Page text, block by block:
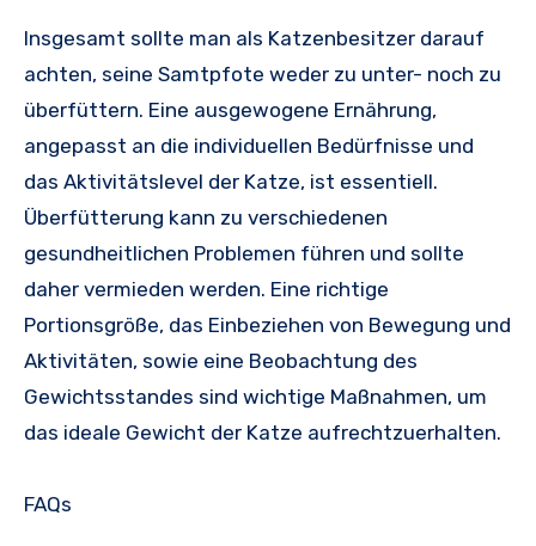
Insgesamt sollte man als Katzenbesitzer darauf
achten, seine Samtpfote weder zu unter- noch zu
überfüttern. Eine ausgewogene Ernährung,
angepasst an die individuellen Bedürfnisse und
das Aktivitätslevel der Katze, ist essentiell.
Überfütterung kann zu verschiedenen
gesundheitlichen Problemen führen und sollte
daher vermieden werden. Eine richtige
Portionsgröße, das Einbeziehen von Bewegung und
Aktivitäten, sowie eine Beobachtung des
Gewichtsstandes sind wichtige Maßnahmen, um
das ideale Gewicht der Katze aufrechtzuerhalten.
FAQs